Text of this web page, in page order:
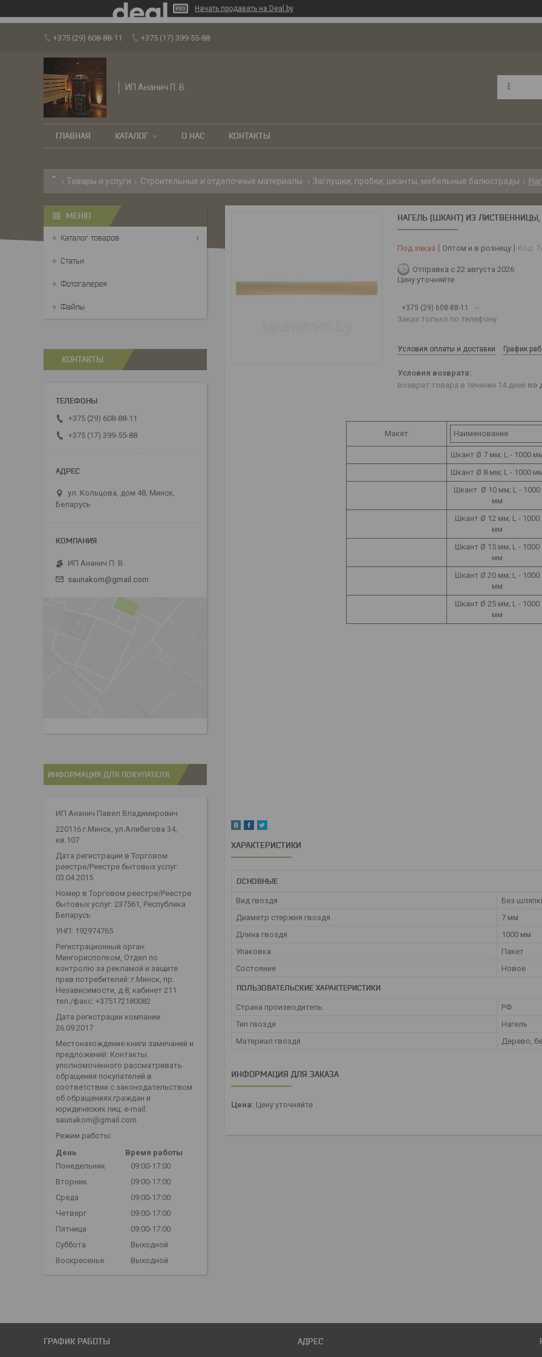
Начать продавать на Deal.by
+375 (29) 608-88-11 +375 (17) 399-55-88
ИП Ананич П. В.
ГЛАВНАЯ КАТАЛОГ О НАС КОНТАКТЫ
Товары и услуги Строительные и отделочные материалы. Заглушки, пробки, шканты, мебельные балюстрады
НАГЕЛЬ (ШКАНТ) ИЗ ЛИСТВЕННИЦЫ,
Под заказ Оптом и в розницу Код:
Отправка с 22 августа 2026
Цену уточняйте
+375 (29) 608-88-11
Заказ только по телефону
Условия оплаты и доставки График
возврат товара в течение 14 дней по
Макет Наименование
Шкант Ø 7 мм; L - 1000
Шкант Ø 8 мм; L - 1000
Шкант Ø 10 мм; L - 1000
мм
Шкант Ø 12 мм; L - 1000
мм
Шкант Ø 15 мм; L - 1000
мм
Шкант Ø 20 мм; L - 1000
мм
Шкант Ø 25 мм; L - 1000
мм
ХАРАКТЕРИСТИКИ
ОСНОВНЫЕ
Вид гвоздя
Без
Диаметр стержня гвоздя
7 мм
Длина гвоздя
1000 мм
Упаковка
Пакет
Состояние
Новое
ПОЛЬЗОВАТЕЛЬСКИЕ ХАРАКТЕРИСТИКИ
Страна производитель
РФ
Тип гвоздя
Нагель
Материал гвоздя
Дерево,
ИНФОРМАЦИЯ ДЛЯ ЗАКАЗА
Цена: Цену уточняйте
Каталог товаров
Статьи
Фотогалерея
Файлы
КОНТАКТЫ
+375 (29) 608-88-11
+375 (17) 399-55-88
ул. Кольцова, дом 48, Минск,
Беларусь
ИП Ананич П. В.
saunakom@gmail.com
ИНФОРМАЦИЯ ДЛЯ ПОКУПАТЕЛЯ
ИП Ананич Павел Владимирович
220116 г.Минск, ул.Алибегова 34,
кв.107
Дата регистрации в Торговом
реестре/Реестре бытовых услуг:
03.04.2015
Номер в Торговом реестре/Реестре
бытовых услуг: 237561, Республика
Беларусь
УНП: 192974765
Регистрационный орган:
Мингорисполком, Отдел по
контролю за рекламой и защите
прав потребителей: г.Минск, пр.
Независимости, д.8, кабинет 211
тел./факс: +375172180082
Дата регистрации компании:
26.09.2017
Местонахождение книги замечаний и
предложений: Контакты
уполномоченного рассматривать
обращения покупателей в
соответствии с законодательством
об обращениях граждан и
юридических лиц: e-mail:
saunakom@gmail.com
Режим работы:
День
Время работы
Понедельник
09:00-17:00
Вторник
09:00-17:00
Среда
09:00-17:00
Четверг
09:00-17:00
Пятница
09:00-17:00
Суббота
Выходной
Воскресенье
Выходной
ГРАФИК РАБОТЫ